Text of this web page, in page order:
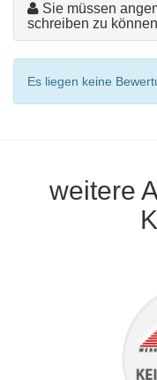
Sie müssen
schreiben zu
Es liegen keine
weitere